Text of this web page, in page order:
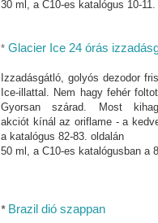
30 ml, a C10-es katalógus 10-
* Glacier Ice 24 órás
Izzadásgátló, golyós dezodor
Ice-illattal. Nem hagy fehér
Gyorsan szárad. Most
akciót kínál az oriflame - a
a katalógus 82-83. oldalán
50 ml, a C10-es katalógusban a
* Brazil dió szappan